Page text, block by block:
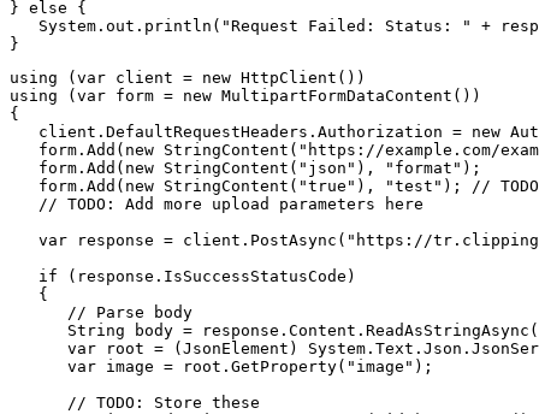
} else {
System.out.println("Request Failed: Status: " +
using (var client = new HttpClient())
using (var form = new MultipartFormDataContent())
{
client.DefaultRequestHeaders.Authorization = new
form.Add(new StringContent("https://example.com/
   form.Add(new StringContent("json"), "format");
form.Add(new StringContent("true"), "test"); //
   // TODO: Add more upload parameters here
var response = client.PostAsync("https://
   if (response.IsSuccessStatusCode)
   {
      // Parse body
String body =
var root = (JsonElement)
      var image = root.GetProperty("image");
      // TODO: Store these